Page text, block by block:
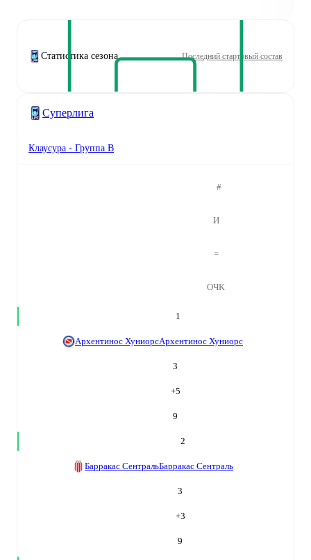
Статистика сезона Последний стартовый состав
Суперлига
Клаусура - Группа B
#
И
=
ОЧК
1
Архентинос ХуниорсАрхентинос Хуниорс
3
+5
9
2
Барракас СентральБарракас Сентраль
3
+3
9